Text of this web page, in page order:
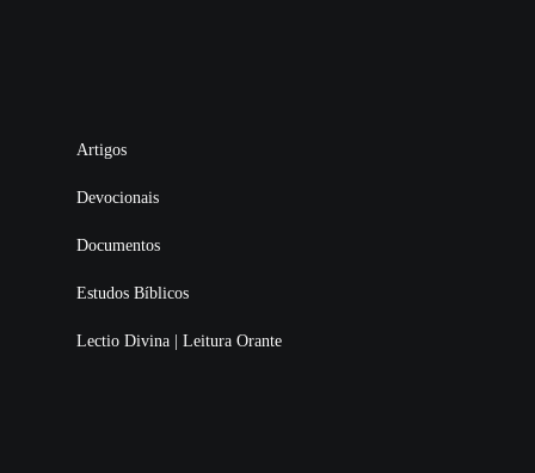
Artigos
Devocionais
Documentos
Estudos Bíblicos
Lectio Divina | Leitura Orante